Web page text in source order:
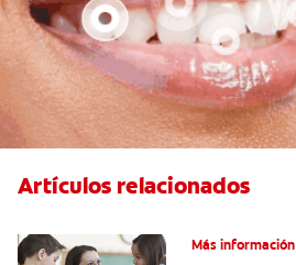
Artículos relacionados
Más información